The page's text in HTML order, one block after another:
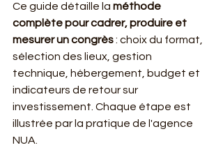
Ce guide détaille la méthode
complète pour cadrer, produire et
mesurer un congrès : choix du format,
sélection des lieux, gestion
technique, hébergement, budget et
indicateurs de retour sur
investissement. Chaque étape est
illustrée par la pratique de l'agence
NUA.